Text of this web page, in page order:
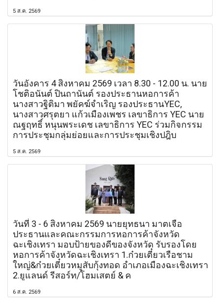
5 ส.ค. 2569
วันอังคาร 4 สิงหาคม 2569 เวลา 8.30 - 12.00 น. นาย
โชติอนันต์ ปินถานันต์ รองประธานหอการค้า
นางสาวฐิติมา พยัคฆ์จำเริญ รองประธานYEC,
นางสาวศรุตยา แก้วเมืองเพชร เลขาธิการ YEC นาย
ณฐฤทธิ์ หนุนพระเดช เลขาธิการ YEC ร่วมกิจกรรม
การประชุมกลุ่มย่อยและการประชุมเชิงปฎิบ
5 ส.ค. 2569
วันที่ 3 - 6 สิงหาคม 2569 นายยุทธนา มาตเจือ
ประธานและคณะกรรมการหอการค้าจังหวัด
ฉะเชิงเทรา มอบป้ายของดีของจังหวัด รับรองโดย
หอการค้าจังหวัดฉะเชิงเทรา 1.ก๋วยเตี๋ยวเรือชาม
ใหญ่&ก๋วยเตี๋ยวหมูสับกุ้งทอด อำเภอเมืองฉะเชิงเทรา
2.ยูแลนด์ รีสอร์ท/โฮมเสตย์ & ค
6 ส.ค. 2569